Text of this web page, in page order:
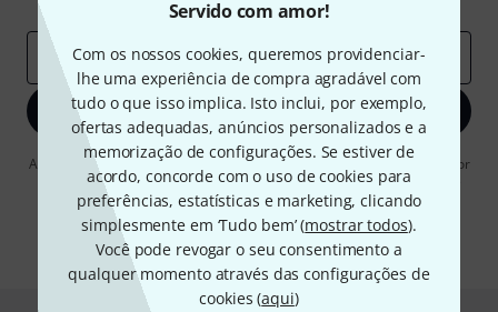
Servido com amor!
Com os nossos cookies, queremos providenciar-
lhe uma experiência de compra agradável com
tudo o que isso implica. Isto inclui, por exemplo,
ofertas adequadas, anúncios personalizados e a
memorização de configurações. Se estiver de
acordo, concorde com o uso de cookies para
preferências, estatísticas e marketing, clicando
simplesmente em ‘Tudo bem’ (mostrar todos).
Você pode revogar o seu consentimento a
qualquer momento através das configurações de
cookies (aqui)
Endereço de e-mail*
Inscreva-se agora
Ao clicar em "Inscreva-se agora", concordo em receber publicidade por
e-mail. Posso cancelar a assinatura a qualquer momento. Você pode
encontrar mais informações sobre a newsletter na nossadiretriz de
proteção de dados
* Requeridos